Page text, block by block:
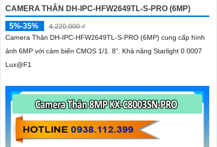
CAMERA THÂN DH-IPC-HFW2649TL-S-PRO (6MP)
5%-35%
4,220,000 ₫
Camera Thân DH-IPC-HFW2649TL-S-PRO (6MP) cung cấp hình
ảnh 6MP với cảm biến CMOS 1/1. 8”. Khả năng Starlight 0.0007
Lux@F1